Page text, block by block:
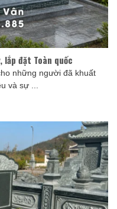
lắp đặt Toàn quốc
những người đã khuất
và sự ...